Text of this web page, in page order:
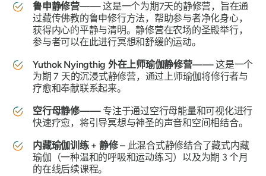
鲁申静修营——这是一个为期7天的静修营，旨在通
过藏传佛教的鲁申修行方法，帮助参与者净化身心，
获得内心的平静与清明。静修营在农场的圣殿举行，
参与者可以在此进行冥想和舒缓的运动。
Yuthok Nyingthig 外在上师瑜伽静修营——这是一个
为期 7 天的沉浸式静修营，通过上师瑜伽将修行者与
疗愈和奉献联系起来。
空行母静修—— 专注于通过空行母能量和可视化进行
快速疗愈，将引导冥想与神圣的声音和空间相结合。
内藏瑜伽训练 + 静修 – 此混合式静修结合了藏式内藏
瑜伽（一种温和的呼吸和运动练习）以及为期 3 个月
的在线后续课程。